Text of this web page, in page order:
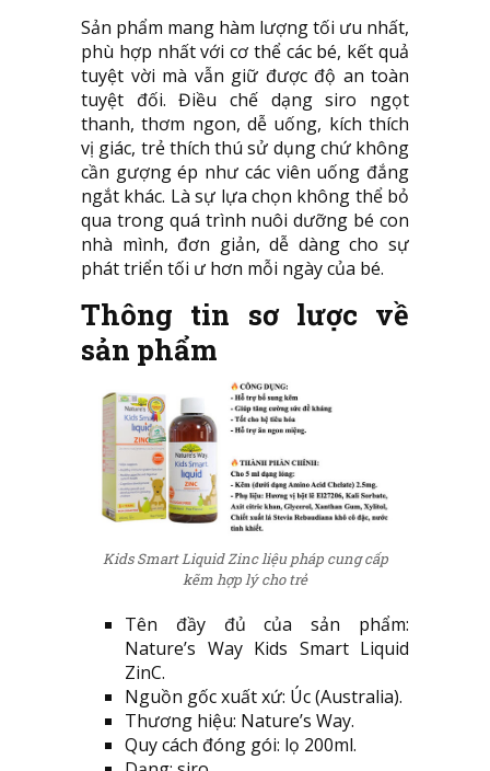
Sản phẩm mang hàm lượng tối ưu nhất,
phù hợp nhất với cơ thể các bé, kết quả
tuyệt vời mà vẫn giữ được độ an toàn
tuyệt đối. Điều chế dạng siro ngọt
thanh, thơm ngon, dễ uống, kích thích
vị giác, trẻ thích thú sử dụng chứ không
cần gượng ép như các viên uống đắng
ngắt khác. Là sự lựa chọn không thể bỏ
qua trong quá trình nuôi dưỡng bé con
nhà mình, đơn giản, dễ dàng cho sự
phát triển tối ư hơn mỗi ngày của bé.
Thông tin sơ lược về
sản phẩm
Kids Smart Liquid Zinc liệu pháp cung cấp
kẽm hợp lý cho trẻ
Tên đầy đủ của sản phẩm:
Nature’s Way Kids Smart Liquid
ZinC.
Nguồn gốc xuất xứ: Úc (Australia).
Thương hiệu: Nature’s Way.
Quy cách đóng gói: lọ 200ml.